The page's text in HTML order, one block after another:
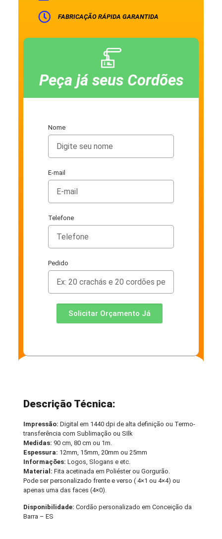
FABRICAÇÃO RÁPIDA GARANTIDA
Peça já seus Cordões
Nome
E-mail
Telefone
Pedido
Solicitar Orçamento Já
Descrição Técnica:
Impressão: Digital em 1440 dpi de alta definição ou Termo-
transferência com Sublimação ou SIlk
Medidas: 90 cm, 80 cm ou 1m.
Espessura: 12mm, 15mm, 20mm ou 25mm
Informações:Logos, Slogans e etc.
Material: Fita acetinada em Poliéster ou Gorgurão.
Pode ser personalizado frente e verso ( 4×1 ou 4×4) ou
apenas uma das faces (4×0).
Disponibilidade:Cordão personalizado em Conceição da
Barra – ES